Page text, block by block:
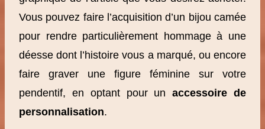
Vous pouvez faire l’acquisition d’un bijou camée
pour rendre particulièrement hommage à une
déesse dont l’histoire vous a marqué, ou encore
faire graver une figure féminine sur votre
pendentif, en optant pour unaccessoire de
personnalisation.